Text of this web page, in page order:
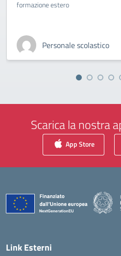
formazione estero
Personale scolastico
Scarica la nostra
App Store
Link Esterni